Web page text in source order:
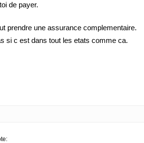
de payer.
prendre une assurance complementaire.
si c est dans tout les etats comme ca.